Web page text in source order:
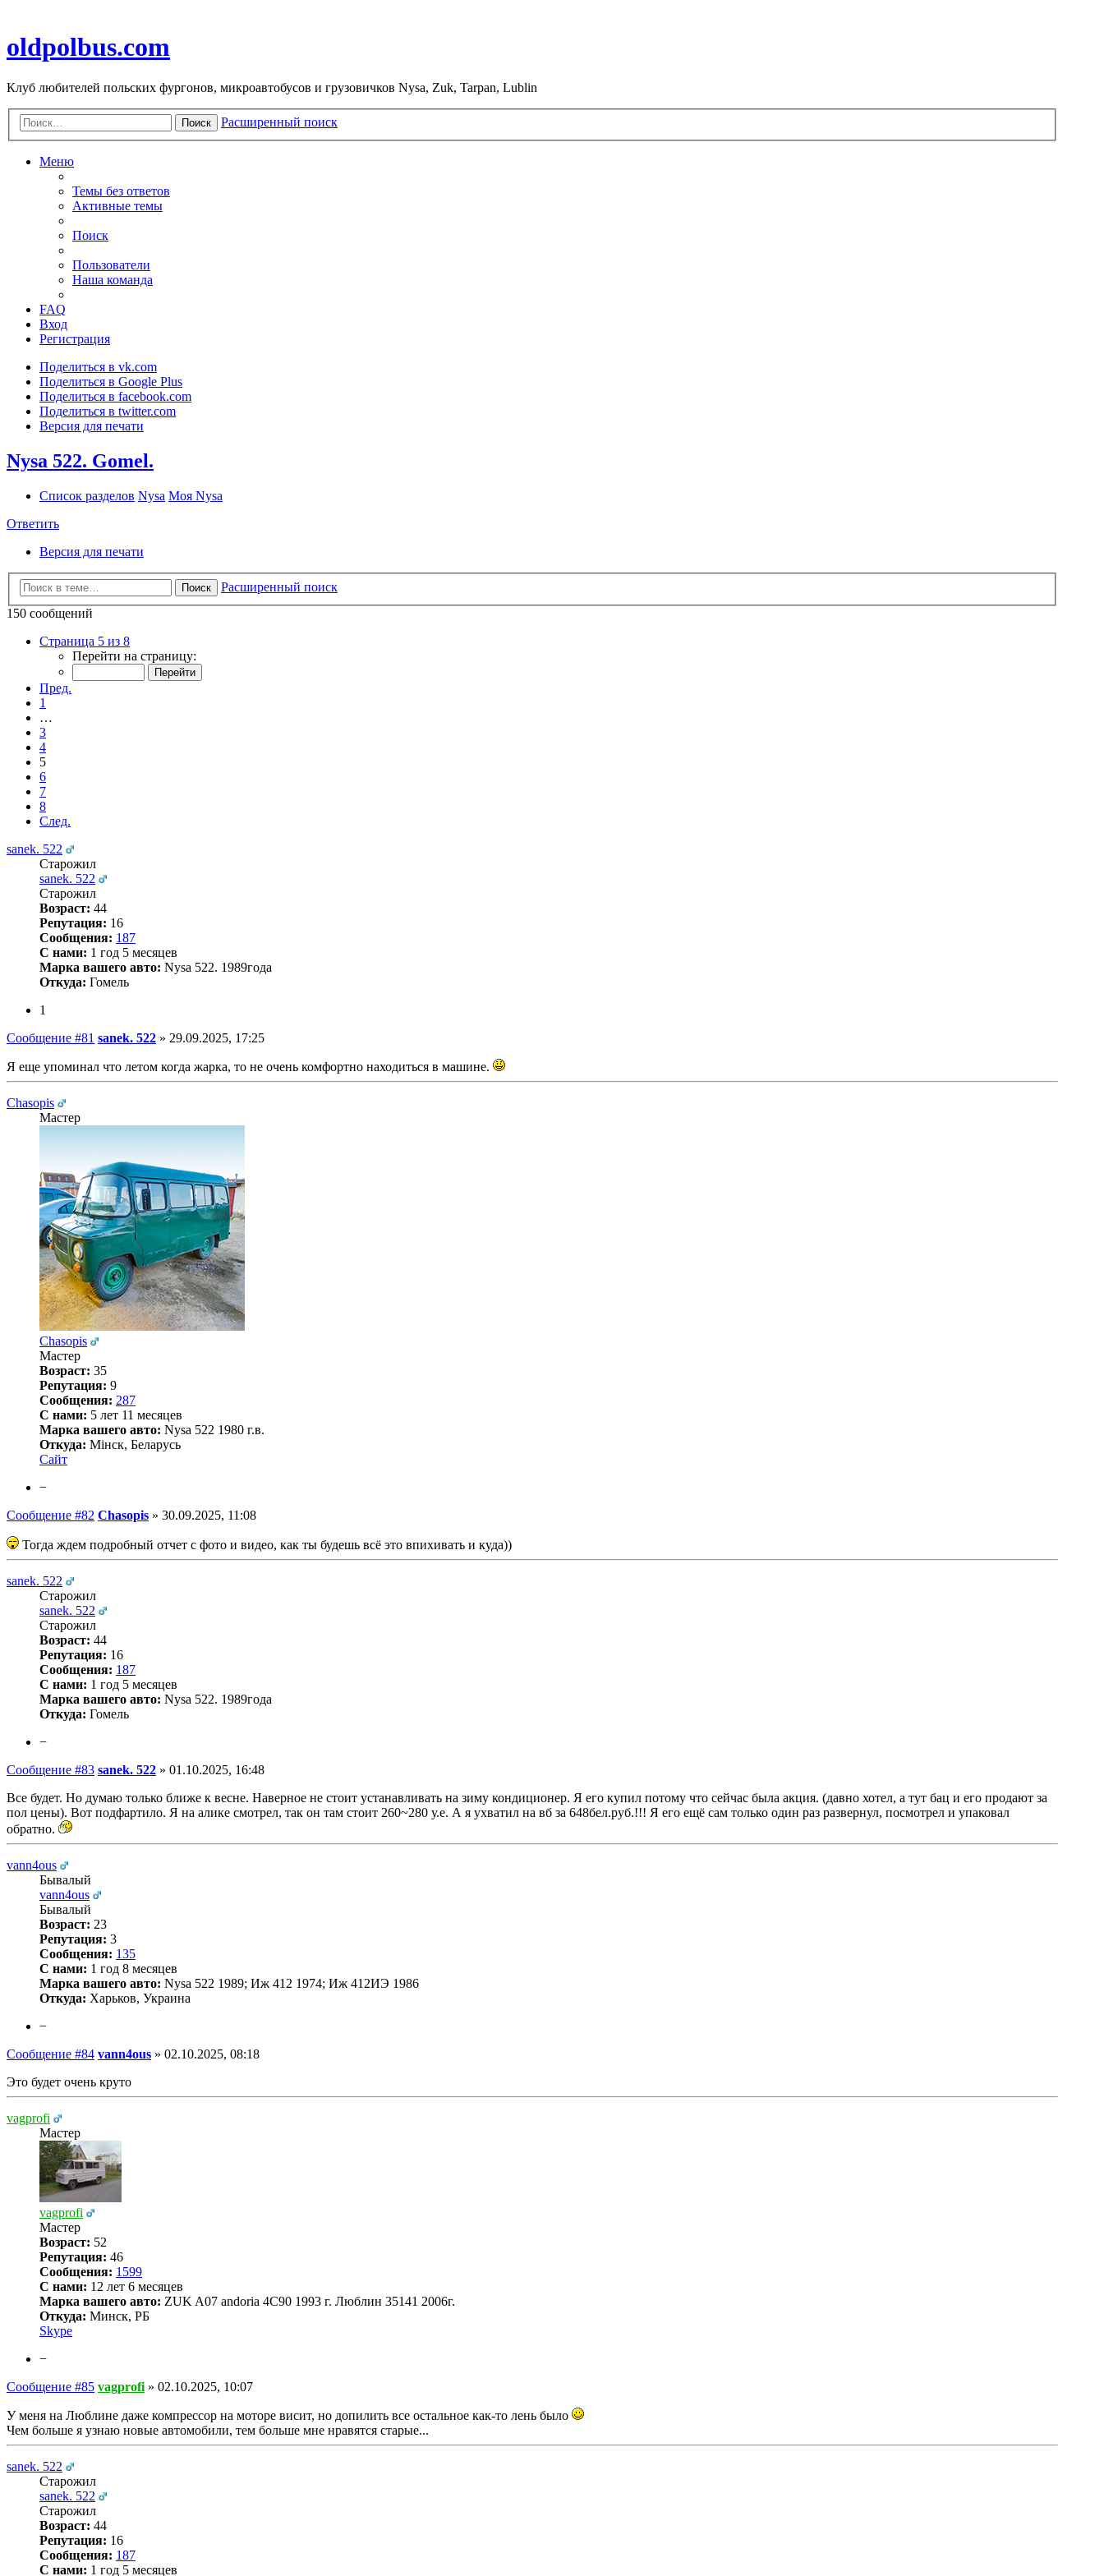
oldpolbus.com
Клуб любителей польских фургонов, микроавтобусов и грузовичков Nysa, Zuk, Tarpan, Lublin
Поиск Расширенный поиск
Меню
Темы без ответов
Активные темы
Поиск
Пользователи
Наша команда
FAQ
Вход
Регистрация
Поделиться в vk.com
Поделиться в Google Plus
Поделиться в facebook.com
Поделиться в twitter.com
Версия для печати
Nysa 522. Gomel.
Список разделов Nysa Моя Nysa
Ответить
Версия для печати
Поиск
Расширенный поиск
150 сообщений
Страница 5 из 8
Перейти на страницу:
Пред.
1
…
3
4
5
6
7
8
След.
sanek. 522
Старожил
sanek. 522
Старожил
Возраст: 44
Репутация: 16
Сообщения: 187
С нами: 1 год 5 месяцев
Марка вашего авто: Nysa 522. 1989года
Откуда: Гомель
1
Сообщение #81 sanek. 522 » 29.09.2025, 17:25
Я еще упоминал что летом когда жарка, то не очень комфортно находиться в машине.
Chasopis
Мастер
Chasopis
Мастер
Возраст: 35
Репутация: 9
Сообщения: 287
С нами: 5 лет 11 месяцев
Марка вашего авто: Nysa 522 1980 г.в.
Откуда: Мінск, Беларусь
Сайт
−
Сообщение #82 Chasopis » 30.09.2025, 11:08
Тогда ждем подробный отчет с фото и видео, как ты будешь всё это впихивать и куда))
sanek. 522
Старожил
sanek. 522
Старожил
Возраст: 44
Репутация: 16
Сообщения: 187
С нами: 1 год 5 месяцев
Марка вашего авто: Nysa 522. 1989года
Откуда: Гомель
−
Сообщение #83 sanek. 522 » 01.10.2025, 16:48
Все будет. Но думаю только ближе к весне. Наверное не стоит устанавливать на зиму кондиционер. Я его купил потому что сейчас была акция. (давно хотел, а тут бац и его продают за
пол цены). Вот подфартило. Я на алике смотрел, так он там стоит 260~280 у.е. А я ухватил на вб за 648бел.руб.!!! Я его ещё сам только один раз развернул, посмотрел и упаковал
обратно.
vann4ous
Бывалый
vann4ous
Бывалый
Возраст: 23
Репутация: 3
Сообщения: 135
С нами: 1 год 8 месяцев
Марка вашего авто: Nysa 522 1989; Иж 412 1974; Иж 412ИЭ 1986
Откуда: Харьков, Украина
−
Сообщение #84 vann4ous » 02.10.2025, 08:18
Это будет очень круто
vagprofi
Мастер
vagprofi
Мастер
Возраст: 52
Репутация: 46
Сообщения: 1599
С нами: 12 лет 6 месяцев
Марка вашего авто: ZUK A07 andoria 4C90 1993 г. Люблин 35141 2006г.
Откуда: Минск, РБ
Skype
−
Сообщение #85 vagprofi » 02.10.2025, 10:07
У меня на Люблине даже компрессор на моторе висит, но допилить все остальное как-то лень было
Чем больше я узнаю новые автомобили, тем больше мне нравятся старые...
sanek. 522
Старожил
sanek. 522
Старожил
Возраст: 44
Репутация: 16
Сообщения: 187
С нами: 1 год 5 месяцев